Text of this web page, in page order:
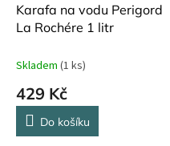
Karafa na vodu Perigord
La Rochére 1 litr
Skladem (1 ks)
429 Kč
Do košíku